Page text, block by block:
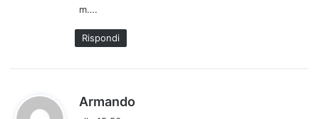
:
m….
Rispondi
Armando